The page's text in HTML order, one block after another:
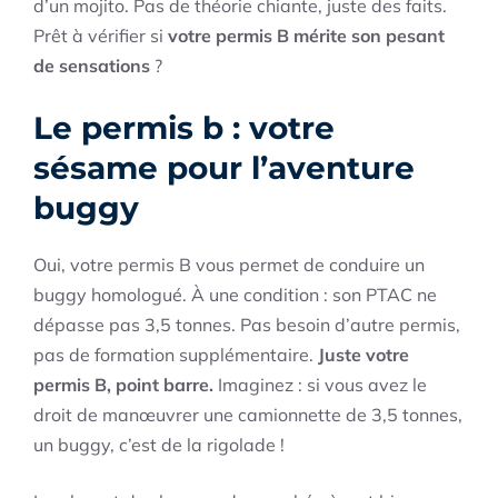
d’un mojito. Pas de théorie chiante, juste des faits.
Prêt à vérifier si votre permis B mérite son pesant
de sensations ?
Le permis b : votre
sésame pour l’aventure
buggy
Oui, votre permis B vous permet de conduire un
buggy homologué. À une condition : son PTAC ne
dépasse pas 3,5 tonnes. Pas besoin d’autre permis,
pas de formation supplémentaire. Juste votre
permis B, point barre. Imaginez : si vous avez le
droit de manœuvrer une camionnette de 3,5 tonnes,
un buggy, c’est de la rigolade !